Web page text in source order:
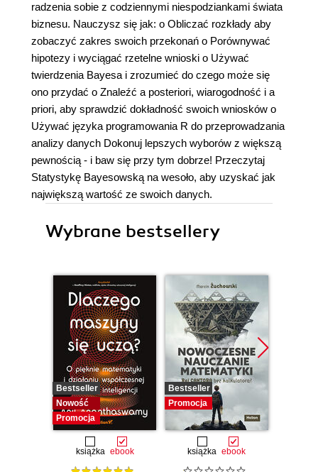
radzenia sobie z codziennymi niespodziankami świata
biznesu. Nauczysz się jak: o Obliczać rozkłady aby
zobaczyć zakres swoich przekonań o Porównywać
hipotezy i wyciągać rzetelne wnioski o Używać
twierdzenia Bayesa i zrozumieć do czego może się
ono przydać o Znaleźć a posteriori, wiarogodność i a
priori, aby sprawdzić dokładność swoich wniosków o
Używać języka programowania R do przeprowadzania
analizy danych Dokonuj lepszych wyborów z większą
pewnością - i baw się przy tym dobrze! Przeczytaj
Statystykę Bayesowską na wesoło, aby uzyskać jak
największą wartość ze swoich danych.
Wybrane bestsellery
Bestseller
Nowość
Promocja
książka ebook
Bestseller
Promocja
książka ebook